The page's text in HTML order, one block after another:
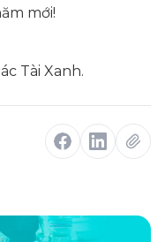
mới!
Tài Xanh.